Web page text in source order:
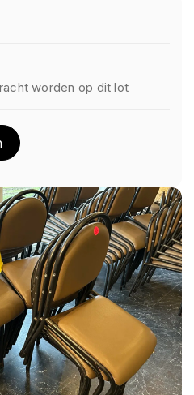
worden op dit lot